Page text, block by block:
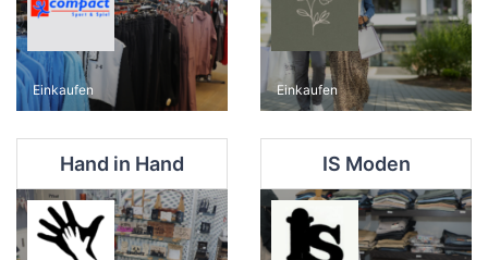
Einkaufen Einkaufen
Hand in Hand IS Moden